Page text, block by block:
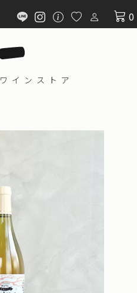
0
ワインストア